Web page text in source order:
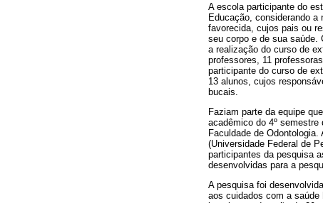
A escola participante do
Educação, considerando
favorecida, cujos pais ou
seu corpo e de sua saúde.
a realização do curso de
professores, 11
participante do curso de
13 alunos, cujos
bucais.
Faziam parte da equipe
acadêmico do 4º
Faculdade de
(Universidade Federal de
participantes da pesquisa
desenvolvidas para a
A pesquisa foi
aos cuidados com a